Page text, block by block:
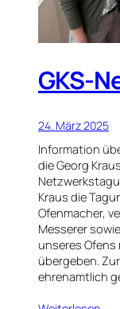
GKS-
24. März 2025
Information
die Georg
Kraus die
Ofenmacher,
Messerer
unseres Ofens
übergeben.
ehrenamtlich